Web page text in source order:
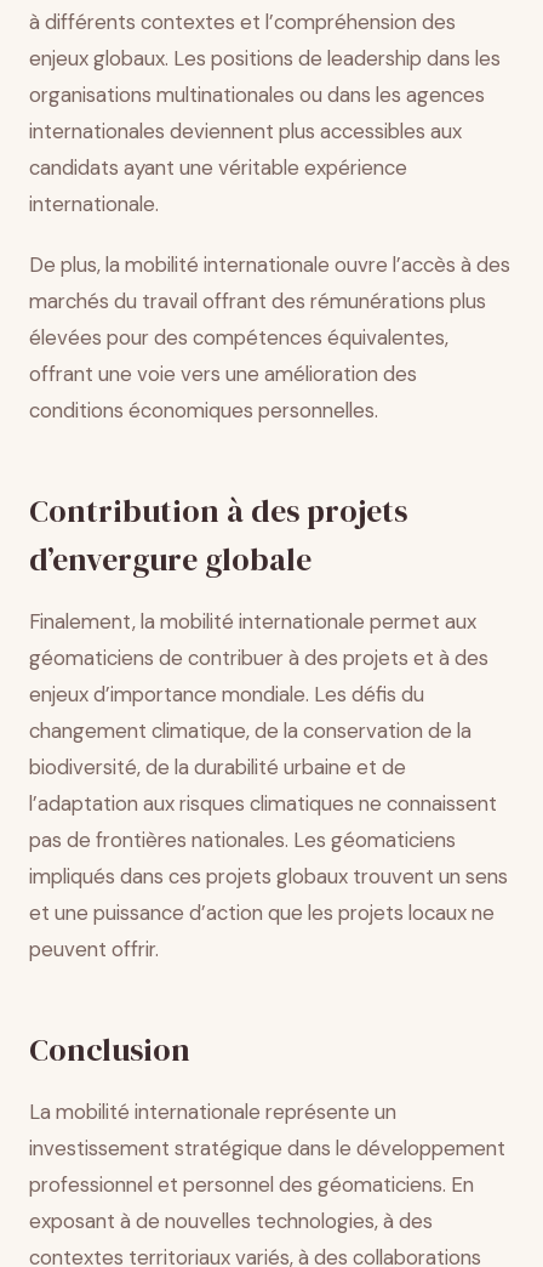
à différents contextes et l’compréhension des
enjeux globaux. Les positions de leadership dans les
organisations multinationales ou dans les agences
internationales deviennent plus accessibles aux
candidats ayant une véritable expérience
internationale.
De plus, la mobilité internationale ouvre l’accès à des
marchés du travail offrant des rémunérations plus
élevées pour des compétences équivalentes,
offrant une voie vers une amélioration des
conditions économiques personnelles.
Contribution à des projets
d’envergure globale
Finalement, la mobilité internationale permet aux
géomaticiens de contribuer à des projets et à des
enjeux d’importance mondiale. Les défis du
changement climatique, de la conservation de la
biodiversité, de la durabilité urbaine et de
l’adaptation aux risques climatiques ne connaissent
pas de frontières nationales. Les géomaticiens
impliqués dans ces projets globaux trouvent un sens
et une puissance d’action que les projets locaux ne
peuvent offrir.
Conclusion
La mobilité internationale représente un
investissement stratégique dans le développement
professionnel et personnel des géomaticiens. En
exposant à de nouvelles technologies, à des
contextes territoriaux variés, à des collaborations